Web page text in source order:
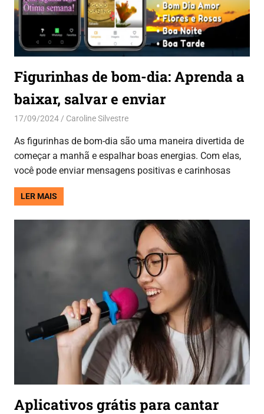
Figurinhas de bom-dia: Aprenda a
baixar, salvar e enviar
17/09/2024 Caroline SilvestreAplicativos
As figurinhas de bom-dia são uma maneira divertida de
começar a manhã e espalhar boas energias. Com elas,
você pode enviar mensagens positivas e carinhosas
LER MAIS
Aplicativos grátis para cantar